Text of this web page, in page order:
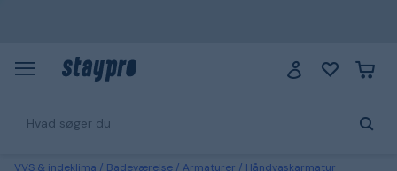
VVS & indeklima Badeværelse Armaturer Håndvaskarmatur